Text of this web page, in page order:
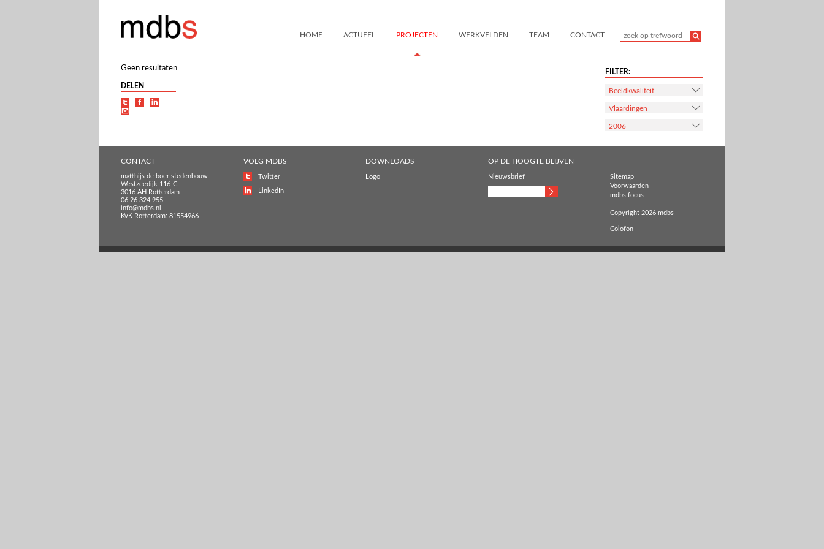
HOME ACTUEEL PROJECTEN WERKVELDEN TEAM CONTACT
Geen resultaten
DELEN
FILTER:
Beeldkwaliteit
Vlaardingen
2006
CONTACT
matthijs de boer stedenbouw
Westzeedijk 116-C
3016 AH Rotterdam
06 26 324 955
info@mdbs.nl
KvK Rotterdam: 81554966
VOLG MDBS
Twitter
LinkedIn
DOWNLOADS
Logo
OP DE HOOGTE BLIJVEN
Nieuwsbrief
Sitemap
Voorwaarden
mdbs focus
Copyright 2026 mdbs
Colofon